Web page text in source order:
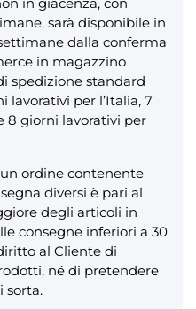
sarà disponibile in
dalla conferma
in magazzino
spedizione standard
lavorativi per l’Italia, 7
8 giorni lavorativi per
ordine contenente
diversi è pari al
degli articoli in
consegne inferiori a 30
al Cliente di
né di pretendere
sorta.